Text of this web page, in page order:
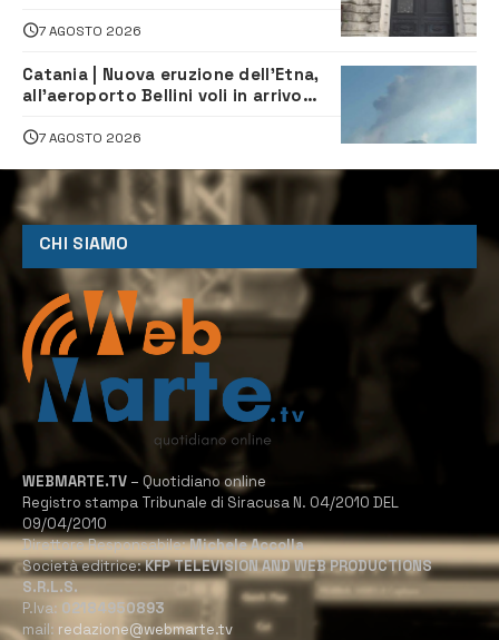
7 AGOSTO 2026
Catania | Nuova eruzione dell’Etna,
all’aeroporto Bellini voli in arrivo
7 AGOSTO 2026
CHI SIAMO
WEBMARTE.TV – Quotidiano online
Registro stampa Tribunale di Siracusa N. 04/2010 DEL
09/04/2010
Direttore Responsabile:Michele Accolla
Società editrice:KFP TELEVISION AND WEB PRODUCTIONS
S.R.L.S.
P.Iva: 02184950893
mail: redazione@webmarte.tv